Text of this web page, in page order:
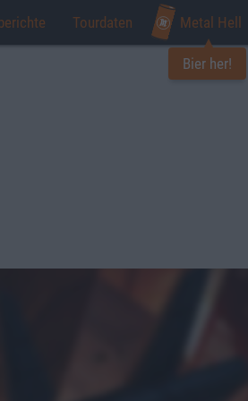
Tourdaten Metal Hell
Bier her!